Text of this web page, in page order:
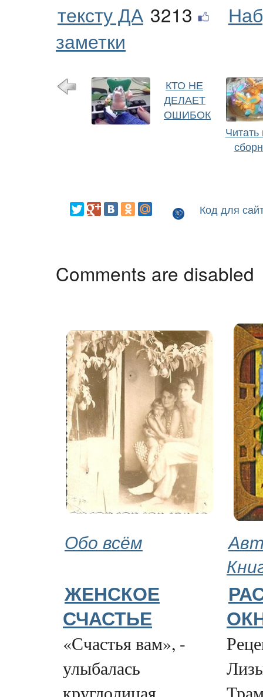
тексту ДА 3213
заметки
КТО НЕ
ДЕЛАЕТ
ОШИБОК
Читать
Код для
Comments are disabled
Обо всём
ЖЕНСКОЕ
СЧАСТЬЕ
«Счастья вам», -
улыбалась